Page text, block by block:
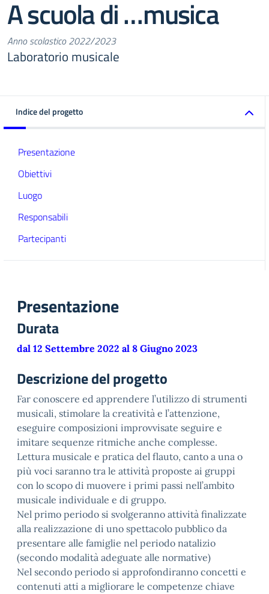
A scuola di …musica
Anno scolastico 2022/2023
Laboratorio musicale
Indice del progetto
Presentazione
Obiettivi
Luogo
Responsabili
Partecipanti
Presentazione
Durata
dal 12 Settembre 2022 al 8 Giugno 2023
Descrizione del progetto
Far conoscere ed apprendere l’utilizzo di strumenti
musicali, stimolare la creatività e l’attenzione,
eseguire composizioni improvvisate seguire e
imitare sequenze ritmiche anche complesse.
Lettura musicale e pratica del flauto, canto a una o
più voci saranno tra le attività proposte ai gruppi
con lo scopo di muovere i primi passi nell’ambito
musicale individuale e di gruppo.
Nel primo periodo si svolgeranno attività finalizzate
alla realizzazione di uno spettacolo pubblico da
presentare alle famiglie nel periodo natalizio
(secondo modalità adeguate alle normative)
Nel secondo periodo si approfondiranno concetti e
contenuti atti a migliorare le competenze chiave